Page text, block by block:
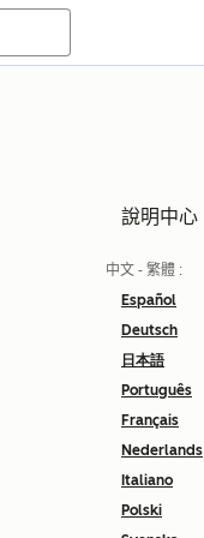
說明中心
中文 - 繁體 :
Español
Deutsch
日本語
Português
Français
Nederlands
Italiano
Polski